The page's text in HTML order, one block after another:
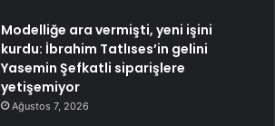
Modelliğe ara vermişti, yeni işini
kurdu: İbrahim Tatlıses’in gelini
Yasemin Şefkatli siparişlere
yetişemiyor
Ağustos 7, 2026